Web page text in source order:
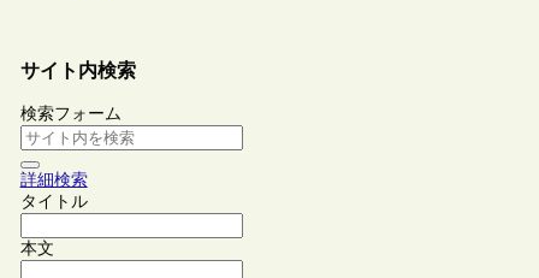
サイト内検索
検索フォーム
詳細検索
タイトル
本文